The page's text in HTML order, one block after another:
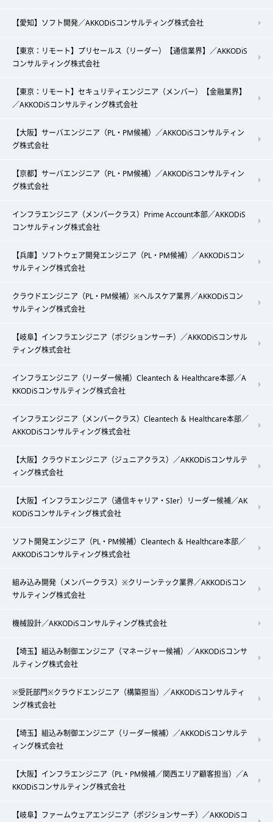
【愛知】ソフト開発／AKKODiSコンサルティング株式会社
【東京：リモート】プリセールス（リーダー）【通信業界】／AKKODiS
コンサルティング株式会社
【東京：リモート】セキュリティエンジニア（メンバー）【金融業界】
／AKKODiSコンサルティング株式会社
【大阪】サーバエンジニア（PL・PM候補）／AKKODiSコンサルティン
グ株式会社
【京都】サーバエンジニア（PL・PM候補）／AKKODiSコンサルティン
グ株式会社
インフラエンジニア（メンバークラス）Prime Account本部／AKKODiS
コンサルティング株式会社
【兵庫】ソフトウェア開発エンジニア（PL・PM候補）／AKKODiSコン
サルティング株式会社
クラウドエンジニア（PL・PM候補）※ヘルスケア業界／AKKODiSコン
サルティング株式会社
【岐阜】インフラエンジニア（ポジションサーチ）／AKKODiSコンサル
ティング株式会社
インフラエンジニア（リーダー候補）Cleantech ＆ Healthcare本部／A
KKODiSコンサルティング株式会社
インフラエンジニア（メンバークラス）Cleantech ＆ Healthcare本部／
AKKODiSコンサルティング株式会社
【大阪】クラウドエンジニア（ジュニアクラス）／AKKODiSコンサルテ
ィング株式会社
【大阪】インフラエンジニア（通信キャリア・SIer）リーダー候補／AK
KODiSコンサルティング株式会社
ソフト開発エンジニア（PL・PM候補）Cleantech ＆ Healthcare本部／
AKKODiSコンサルティング株式会社
組み込み開発（メンバークラス）※クリーンテック業界／AKKODiSコン
サルティング株式会社
機械設計／AKKODiSコンサルティング株式会社
【埼玉】組込み制御エンジニア（マネージャー候補）／AKKODiSコンサ
ルティング株式会社
※受託部門※クラウドエンジニア（構築担当）／AKKODiSコンサルティ
ング株式会社
【埼玉】組込み制御エンジニア（リーダー候補）／AKKODiSコンサルテ
ィング株式会社
【大阪】インフラエンジニア（PL・PM候補／関西エリア顧客担当）／A
KKODiSコンサルティング株式会社
【岐阜】ファームウェアエンジニア（ポジションサーチ）／AKKODiSコ